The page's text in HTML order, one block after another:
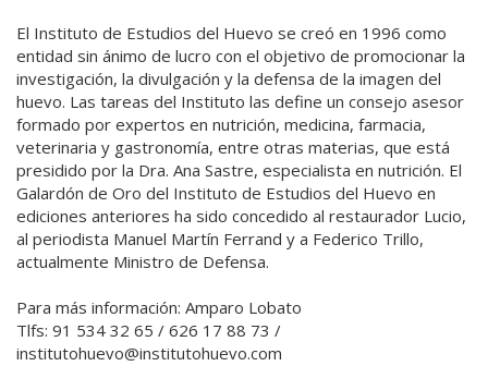
El Instituto de Estudios del Huevo se creó en 1996 como
entidad sin ánimo de lucro con el objetivo de promocionar la
investigación, la divulgación y la defensa de la imagen del
huevo. Las tareas del Instituto las define un consejo asesor
formado por expertos en nutrición, medicina, farmacia,
veterinaria y gastronomía, entre otras materias, que está
presidido por la Dra. Ana Sastre, especialista en nutrición. El
Galardón de Oro del Instituto de Estudios del Huevo en
ediciones anteriores ha sido concedido al restaurador Lucio,
al periodista Manuel Martín Ferrand y a Federico Trillo,
actualmente Ministro de Defensa.
Para más información: Amparo Lobato
Tlfs: 91 534 32 65 / 626 17 88 73 /
institutohuevo@institutohuevo.com